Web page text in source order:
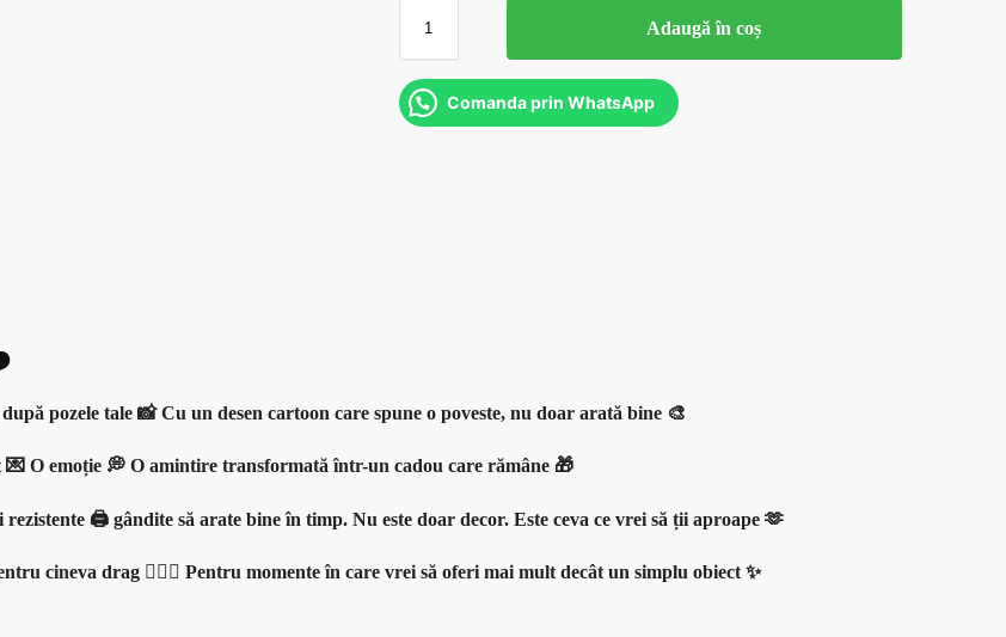
Adaugă în coș
Comanda prin WhatsApp
pozele tale 📸 Cu un desen cartoon care spune o poveste, nu doar arată bine 🎨
O emoție 💭 O amintire transformată într-un cadou care rămâne 🎁
🖨️ gândite să arate bine în timp. Nu este doar decor. Este ceva ce vrei să ții aproape 🫶
cineva drag 👩‍❤️‍👨 Pentru momente în care vrei să oferi mai mult decât un simplu obiect ✨